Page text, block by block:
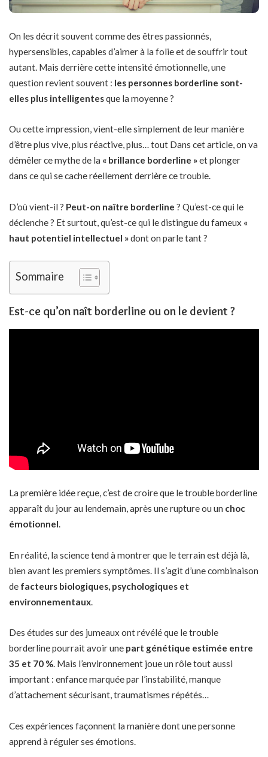
On les décrit souvent comme des êtres passionnés,
hypersensibles, capables d’aimer à la folie et de souffrir tout
autant. Mais derrière cette intensité émotionnelle, une
question revient souvent : les personnes borderline sont-
elles plus intelligentesque la moyenne ?
Ou cette impression, vient-elle simplement de leur manière
d’être plus vive, plus réactive, plus… tout Dans cet article, on va
démêler ce mythe de la « brillance borderline »et plonger
dans ce qui se cache réellement derrière ce trouble.
D’où vient-il ? Peut-on naître borderline ? Qu’est-ce qui le
déclenche ? Et surtout, qu’est-ce qui le distingue du fameux «
haut potentiel intellectuel »dont on parle tant ?
Sommaire
Est-ce qu’on naît borderline ou on le devient ?
La première idée reçue, c’est de croire que le trouble borderline
apparaît du jour au lendemain, après une rupture ou un choc
émotionnel.
En réalité, la science tend à montrer que le terrain est déjà là,
bien avant les premiers symptômes. Il s’agit d’une combinaison
de facteurs biologiques, psychologiques et
environnementaux.
Des études sur des jumeaux ont révélé que le trouble
borderline pourrait avoir une part génétique estimée entre
35 et 70 %. Mais l’environnement joue un rôle tout aussi
important : enfance marquée par l’instabilité, manque
d’attachement sécurisant, traumatismes répétés…
Ces expériences façonnent la manière dont une personne
apprend à réguler ses émotions.